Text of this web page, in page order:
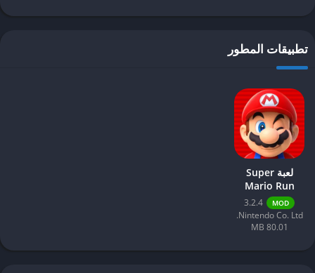
تطبيقات المطور
لعبة Super
Mario Run
مهكرةMOD
3.2.4
Nintendo Co. Ltd.
80.01 MB